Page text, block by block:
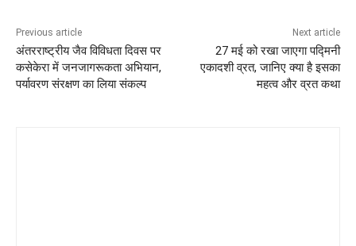
Previous article
अंतरराष्ट्रीय जैव विविधता दिवस पर
कसेकेरा में जनजागरूकता अभियान,
पर्यावरण संरक्षण का लिया संकल्प
Next article
27 मई को रखा जाएगा पद्मिनी
एकादशी व्रत, जानिए क्या है इसका
महत्व और व्रत कथा